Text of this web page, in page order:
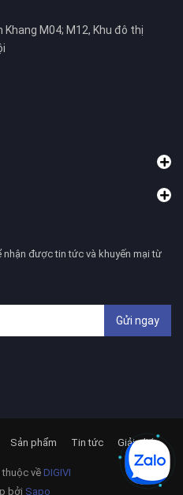
M04; M12, Khu đô thị
được tin tức và khuyến mại từ
Gửi ngay
về DIGIVI
bởi Sapo
Sản phẩm Tin tức Giải pháp